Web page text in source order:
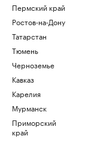
Пермский край
Ростов-на-Дону
Татарстан
Тюмень
Черноземье
Кавказ
Карелия
Мурманск
Приморский
край